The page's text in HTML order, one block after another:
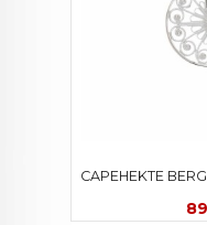
CAPEHEKTE